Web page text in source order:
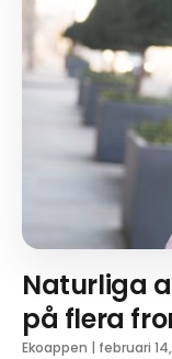
Naturliga
på flera
Ekoappen | februari